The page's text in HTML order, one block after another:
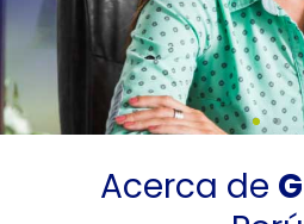
Acerca de